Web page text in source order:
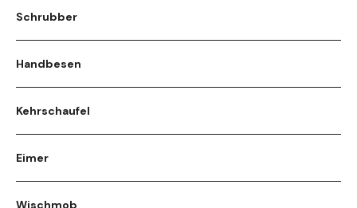
Schrubber
Handbesen
Kehrschaufel
Eimer
Wischmob